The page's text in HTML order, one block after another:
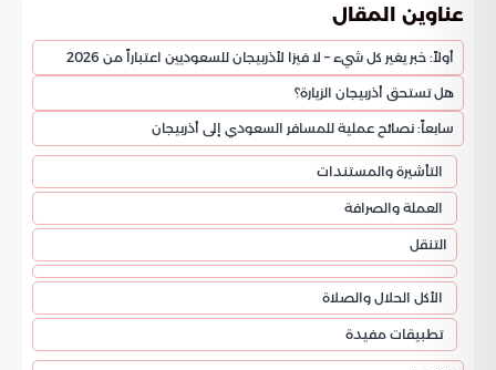
عناوين المقال
أولاً: خبر يغير كل شيء – لا فيزا لأذربيجان للسعوديين اعتباراً من 2026
هل تستحق أذربيجان الزيارة؟
سابعاً: نصائح عملية للمسافر السعودي إلى أذربيجان
التأشيرة والمستندات
العملة والصرافة
التنقل
الأكل الحلال والصلاة
تطبيقات مفيدة